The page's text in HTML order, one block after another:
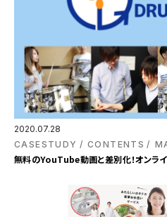
2020.07.28
CASESTUDY
CONTENTS
無料のYouTube動画と差別化！オンラ